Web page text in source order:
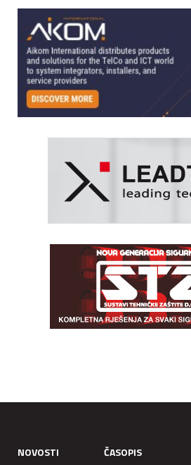
NOVOSTI ČASOPIS